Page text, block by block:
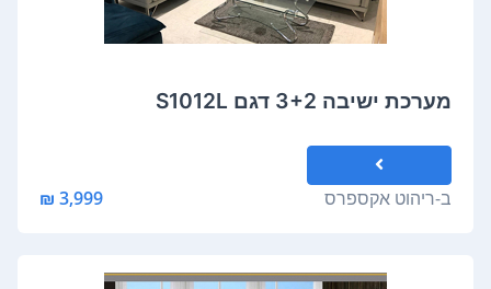
מערכת ישיבה 3+2 דגם S1012L
ב-ריהוט אקספרס 3,999 ₪